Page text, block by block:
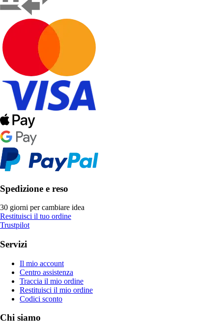
Spedizione e reso
30 giorni per cambiare idea
Restituisci il tuo ordine
Trustpilot
Servizi
Il mio account
Centro assistenza
Traccia il mio ordine
Restituisci il mio ordine
Codici sconto
Chi siamo